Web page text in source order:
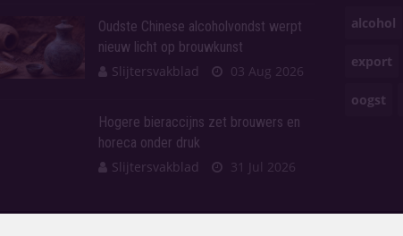
Oudste Chinese alcoholvondst werpt
nieuw licht op brouwkunst
Slijtersvakblad
03 Aug 2026
Hogere bieraccijns zet brouwers en
horeca onder druk
Slijtersvakblad
31 Jul 2026
alcohol
export
oogst